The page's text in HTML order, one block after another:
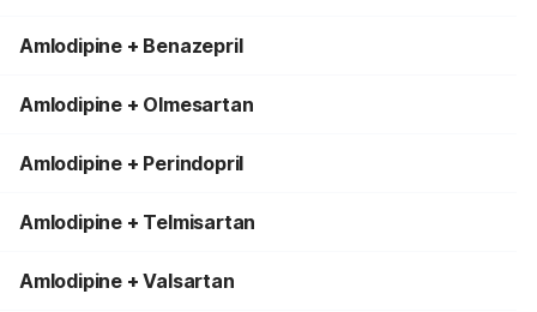
Amlodipine + Benazepril
Amlodipine + Olmesartan
Amlodipine + Perindopril
Amlodipine + Telmisartan
Amlodipine + Valsartan